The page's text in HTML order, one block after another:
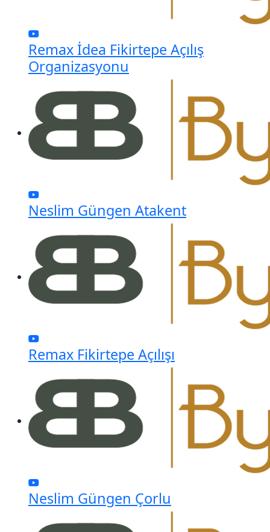
Remax İdea Fikirtepe Açılış
Organizasyonu
Neslim Güngen Atakent
Remax Fikirtepe Açılışı
Neslim Güngen Çorlu